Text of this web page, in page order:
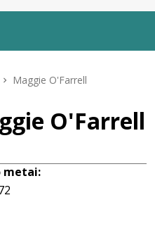
Maggie O'Farrell
O'Farrell
metai: